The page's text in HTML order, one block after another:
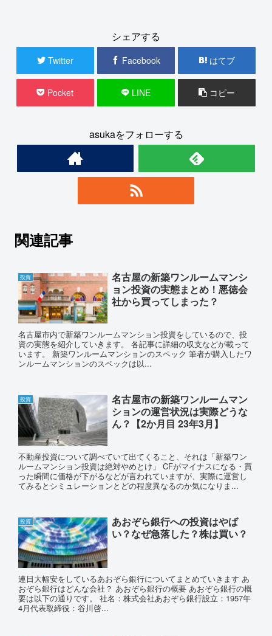
シェアする
Twitter Facebook はてブ
Pocket LINE コピー
asukaをフォローする
関連記事
投資
名古屋の新築ワンルームマンシ
ョン投資の実態まとめ！悪徳会
社から買ってしまった？
名古屋市内で新築ワンルームマンション投資をしているので、投
資の実態を紹介していきます。 各記事に詳細の収支などが載って
います。 新築ワンルームマンションのスペック 筆者が購入したワ
ンルームマンションのスペックは以...
投資
名古屋市の新築ワンルームマン
ションの運営状況は実際どうな
ん？【2か月目 23年3月】
不動産投資について調べていて出てくること、それは「新築ワン
ルームマンション投資は絶対やめとけ」 CFがマイナスになる・買
った瞬間に価格が下がるなどが言われていますが、実際に運営し
てみるとシミュレーションとどの程度異なるのか気になりま...
投資
あおぞら銀行への投資はやば
い？なぜ急落した？株は買い？
連日大幅安をしているあおぞら銀行についてまとめていきます あ
おぞら銀行はどんな会社？ あおぞら銀行の概要 あおぞら銀行の概
要は以下の通りです。 社名：株式会社あおぞら銀行設立：1957年
4月代表取締役：谷川啓...